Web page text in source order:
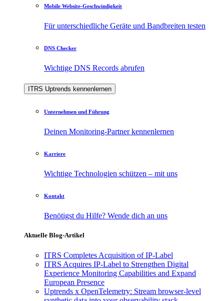
Mobile Website-Geschwindigkeit
Für unterschiedliche Geräte und Bandbreiten testen
DNS Checker
Wichtige DNS Records abrufen
ITRS Uptrends kennenlernen
Unternehmen und Führung
Deinen Monitoring-Partner kennenlernen
Karriere
Wichtige Technologien schützen – mit uns
Kontakt
Benötigst du Hilfe? Wende dich an uns
Aktuelle Blog-Artikel
ITRS Completes Acquisition of IP-Label
ITRS Acquires IP-Label to Strengthen Digital
Experience Monitoring Capabilities and Expand
European Presence
Uptrends x OpenTelemetry: Stream browser-level